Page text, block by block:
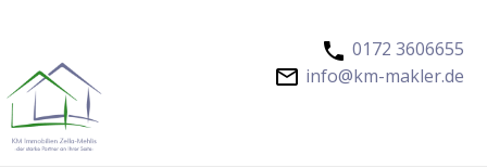
0172 3606655
info@km-makler.de